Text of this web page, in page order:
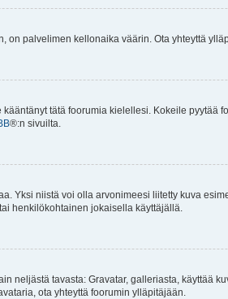
palvelimen kellonaika väärin. Ota yhteyttä
tätä foorumia kielellesi. Kokeile
®:n sivuilta.
Yksi niistä voi olla arvonimeesi liitetty kuva
henkilökohtainen jokaisella käyttäjällä.
neljästä tavasta: Gravatar, galleriasta, käyttää
ota yhteyttä foorumin ylläpitäjään.